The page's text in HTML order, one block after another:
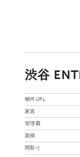
渋谷
物件URL
家賃
管理費
面積
間取り